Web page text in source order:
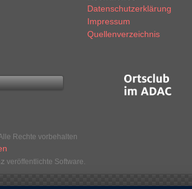
Datenschutzerklärung
Impressum
Quellenverzeichnis
Rechte vorbehalten
veröffentlichte Software.